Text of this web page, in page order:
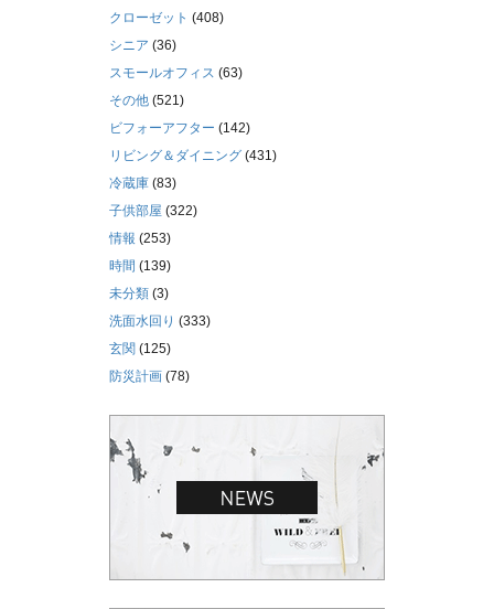
クローゼット (408)
シニア (36)
スモールオフィス (63)
その他 (521)
ビフォーアフター (142)
リビング＆ダイニング (431)
冷蔵庫 (83)
子供部屋 (322)
情報 (253)
時間 (139)
未分類 (3)
洗面水回り (333)
玄関 (125)
防災計画 (78)